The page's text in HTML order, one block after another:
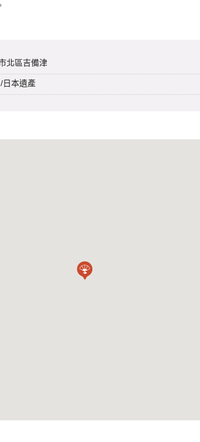
北區吉備津
/日本遺產